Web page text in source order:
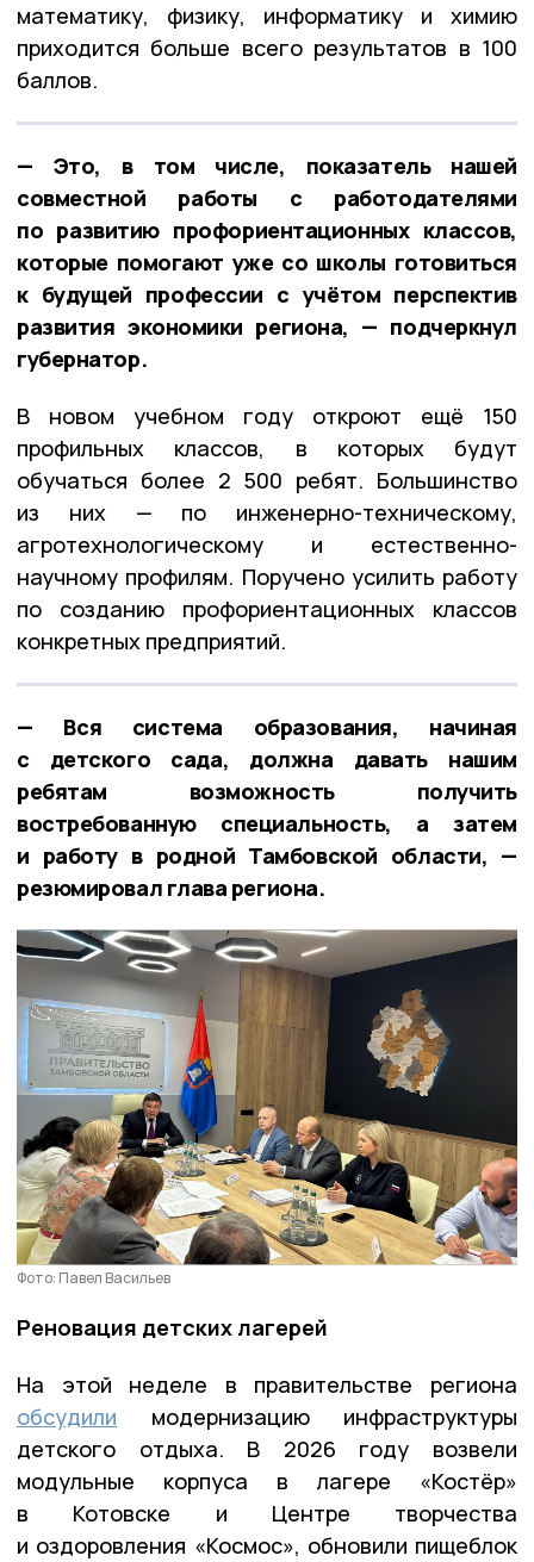
математику, физику, информатику и химию
приходится больше всего результатов в 100
баллов.
— Это, в том числе, показатель нашей
совместной работы с работодателями
по развитию профориентационных классов,
которые помогают уже со школы готовиться
к будущей профессии с учётом перспектив
развития экономики региона, — подчеркнул
губернатор.
В новом учебном году откроют ещё 150
профильных классов, в которых будут
обучаться более 2 500 ребят. Большинство
из них — по инженерно-техническому,
агротехнологическому и естественно-
научному профилям. Поручено усилить работу
по созданию профориентационных классов
конкретных предприятий.
— Вся система образования, начиная
с детского сада, должна давать нашим
ребятам возможность получить
востребованную специальность, а затем
и работу в родной Тамбовской области, —
резюмировал глава региона.
Фото: Павел Васильев
Реновация детских лагерей
На этой неделе в правительстве региона
обсудили модернизацию инфраструктуры
детского отдыха. В 2026 году возвели
модульные корпуса в лагере «Костёр»
в Котовске и Центре творчества
и оздоровления «Космос», обновили пищеблок